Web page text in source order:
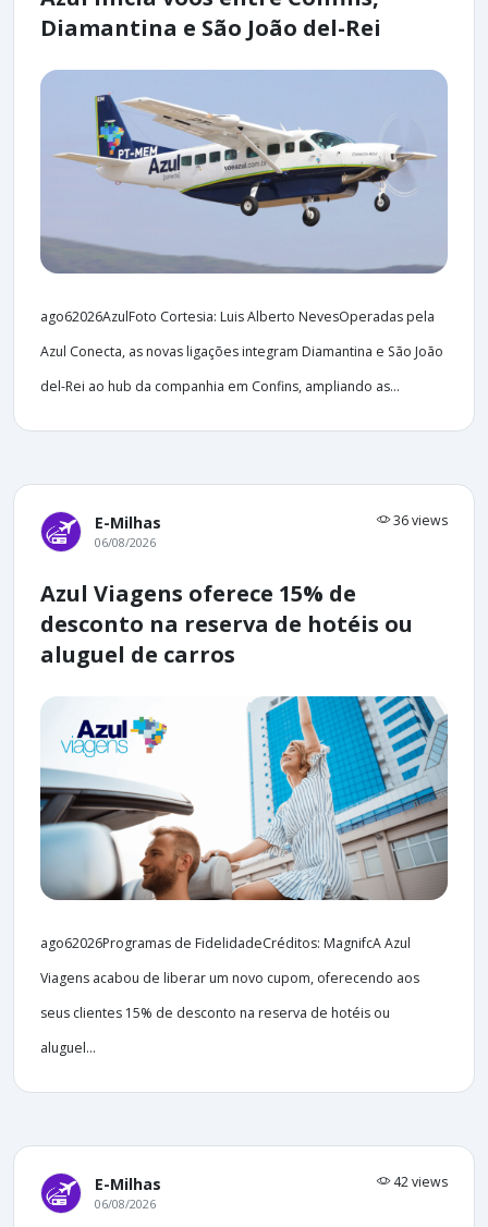
Diamantina e São João del-Rei
ago62026AzulFoto Cortesia: Luis Alberto NevesOperadas pela
Azul Conecta, as novas ligações integram Diamantina e São João
del-Rei ao hub da companhia em Confins, ampliando as...
E-Milhas 36 views
06/08/2026
Azul Viagens oferece 15% de
desconto na reserva de hotéis ou
aluguel de carros
ago62026Programas de FidelidadeCréditos: MagnifcA Azul
Viagens acabou de liberar um novo cupom, oferecendo aos
seus clientes 15% de desconto na reserva de hotéis ou
aluguel...
E-Milhas 42 views
06/08/2026